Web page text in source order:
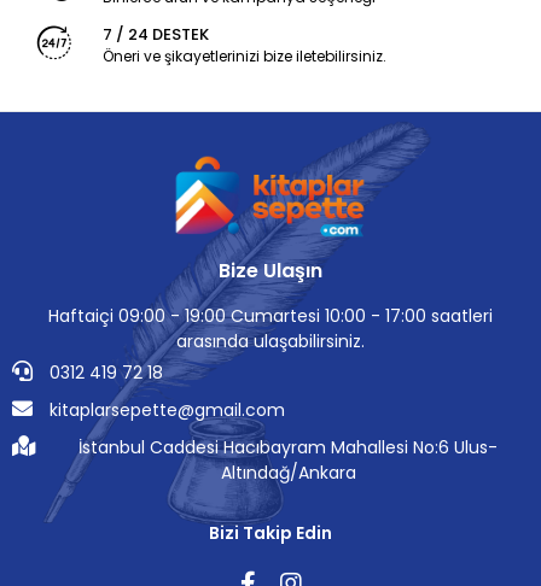
7 / 24 DESTEK
Öneri ve şikayetlerinizi bize iletebilirsiniz.
Bize Ulaşın
Haftaiçi 09:00 - 19:00 Cumartesi 10:00 - 17:00 saatleri
arasında ulaşabilirsiniz.
0312 419 72 18
kitaplarsepette@gmail.com
İstanbul Caddesi Hacıbayram Mahallesi No:6 Ulus-
Altındağ/Ankara
Bizi Takip Edin